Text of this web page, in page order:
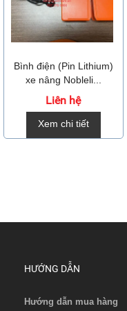
Bình điện (Pin Lithium)
xe nâng Nobleli...
Liên hệ
Xem chi tiết
HƯỚNG DẪN
Hướng dẫn mua hàng